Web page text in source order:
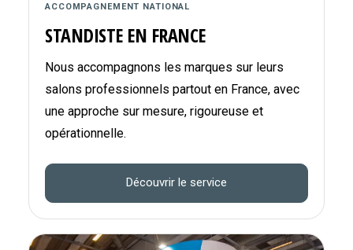
ACCOMPAGNEMENT NATIONAL
STANDISTE EN FRANCE
Nous accompagnons les marques sur leurs
salons professionnels partout en France, avec
une approche sur mesure, rigoureuse et
opérationnelle.
Découvrir le service